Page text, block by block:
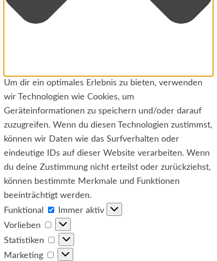
Um dir ein optimales Erlebnis zu bieten, verwenden
wir Technologien wie Cookies, um
Geräteinformationen zu speichern und/oder darauf
zuzugreifen. Wenn du diesen Technologien zustimmst,
können wir Daten wie das Surfverhalten oder
eindeutige IDs auf dieser Website verarbeiten. Wenn
du deine Zustimmung nicht erteilst oder zurückziehst,
können bestimmte Merkmale und Funktionen
beeinträchtigt werden.
Funktional
Funktional
Immer aktiv
Vorlieben
Vorlieben
Statistiken
Statistiken
Marketing
Marketing